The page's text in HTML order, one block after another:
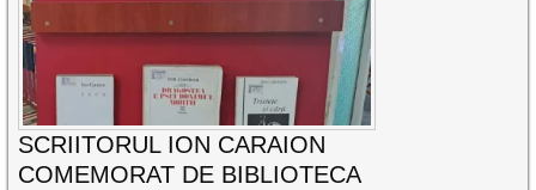
SCRIITORUL ION CARAION
COMEMORAT DE BIBLIOTECA